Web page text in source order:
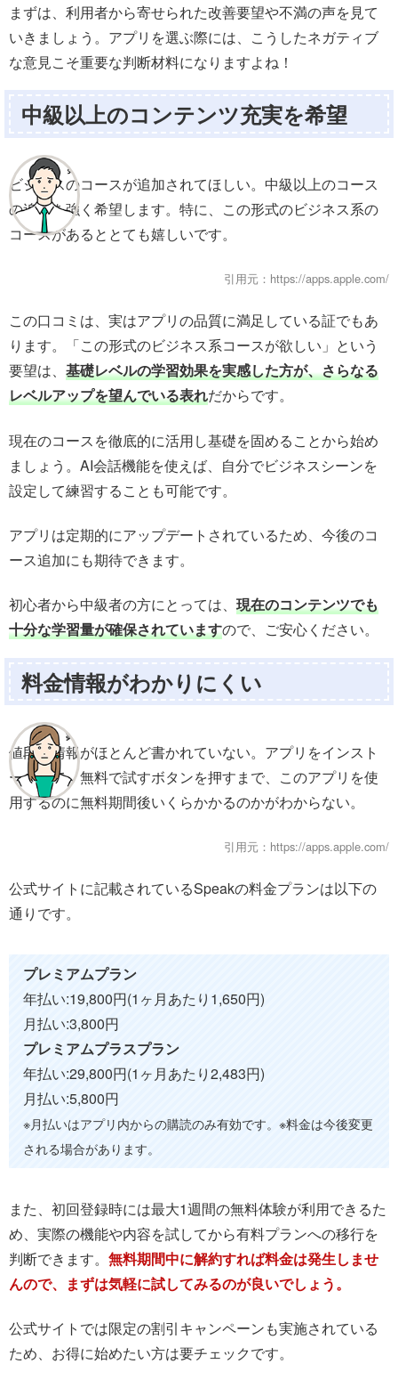
まずは、利用者から寄せられた改善要望や不満の声を見て
いきましょう。アプリを選ぶ際には、こうしたネガティブ
な意見こそ重要な判断材料になりますよね！
中級以上のコンテンツ充実を希望
ビジネスのコースが追加されてほしい。中級以上のコース
の追加を強く希望します。特に、この形式のビジネス系の
コースがあるととても嬉しいです。
引用元：https://apps.apple.com/
この口コミは、実はアプリの品質に満足している証でもあ
ります。「この形式のビジネス系コースが欲しい」という
要望は、 基礎レベルの学習効果を実感した方が、さらなる
レベルアップを望んでいる表れだからです。
現在のコースを徹底的に活用し基礎を固めることから始め
ましょう。AI会話機能を使えば、自分でビジネスシーンを
設定して練習することも可能です。
アプリは定期的にアップデートされているため、今後のコ
ース追加にも期待できます。
初心者から中級者の方にとっては、 現在のコンテンツでも
十分な学習量が確保されていますので、ご安心ください。
料金情報がわかりにくい
値段の情報がほとんど書かれていない。アプリをインスト
ールして、無料で試すボタンを押すまで、このアプリを使
用するのに無料期間後いくらかかるのかがわからない。
引用元：https://apps.apple.com/
公式サイトに記載されているSpeakの料金プランは以下の
通りです。
プレミアムプラン
年払い:19,800円(1ヶ月あたり1,650円)
月払い:3,800円
プレミアムプラスプラン
年払い:29,800円(1ヶ月あたり2,483円)
月払い:5,800円
※月払いはアプリ内からの購読のみ有効です。※料金は今後変更
される場合があります。
また、初回登録時には最大1週間の無料体験が利用できるた
め、実際の機能や内容を試してから有料プランへの移行を
判断できます。 無料期間中に解約すれば料金は発生しませ
んので、まずは気軽に試してみるのが良いでしょう。
公式サイトでは限定の割引キャンペーンも実施されている
ため、お得に始めたい方は要チェックです。